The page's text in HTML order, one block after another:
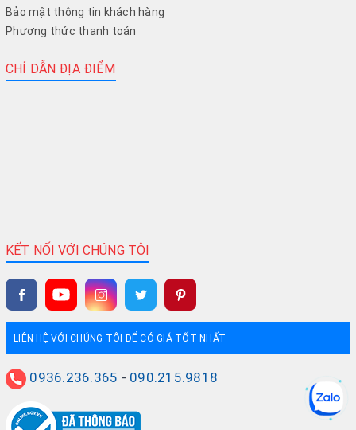
Bảo mật thông tin khách hàng
Phương thức thanh toán
CHỈ DẪN ĐỊA ĐIỂM
KẾT NỐI VỚI CHÚNG TÔI
LIÊN HỆ VỚI CHÚNG TÔI ĐỂ CÓ GIÁ TỐT NHẤT
0936.236.365 - 090.215.9818